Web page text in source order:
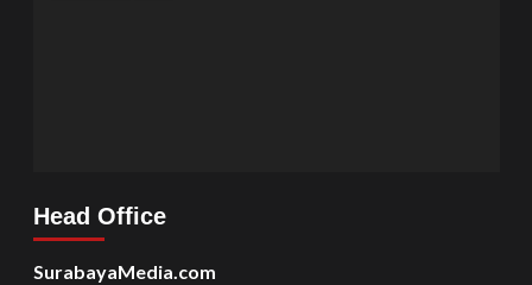
Head Office
SurabayaMedia.com